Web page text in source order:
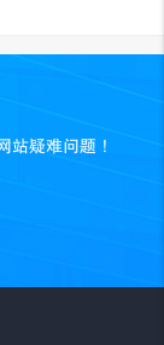
站疑难问题！